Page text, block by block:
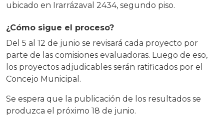
ubicado en Irarrázaval 2434, segundo piso.
¿Cómo sigue el proceso?
Del 5 al 12 de junio se revisará cada proyecto por
parte de las comisiones evaluadoras. Luego de eso,
los proyectos adjudicables serán ratificados por el
Concejo Municipal.
Se espera que la publicación de los resultados se
produzca el próximo 18 de junio.